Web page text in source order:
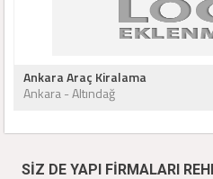
Ankara Araç Kiralama
Ankara - Altındağ
SİZ DE YAPI FİRMALARI